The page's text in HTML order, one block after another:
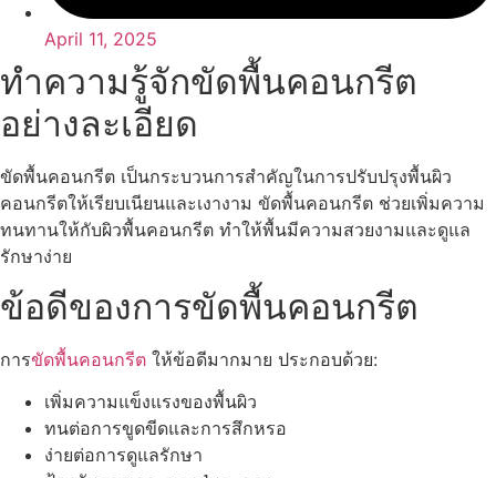
April 11, 2025
ทำความรู้จักขัดพื้นคอนกรีต
อย่างละเอียด
ขัดพื้นคอนกรีต เป็นกระบวนการสำคัญในการปรับปรุงพื้นผิว
คอนกรีตให้เรียบเนียนและเงางาม ขัดพื้นคอนกรีต ช่วยเพิ่มความ
ทนทานให้กับผิวพื้นคอนกรีต ทำให้พื้นมีความสวยงามและดูแล
รักษาง่าย
ข้อดีของการขัดพื้นคอนกรีต
การขัดพื้นคอนกรีต ให้ข้อดีมากมาย ประกอบด้วย:
เพิ่มความแข็งแรงของพื้นผิว
ทนต่อการขูดขีดและการสึกหรอ
ง่ายต่อการดูแลรักษา